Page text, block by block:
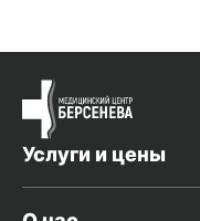
Услуги и цены